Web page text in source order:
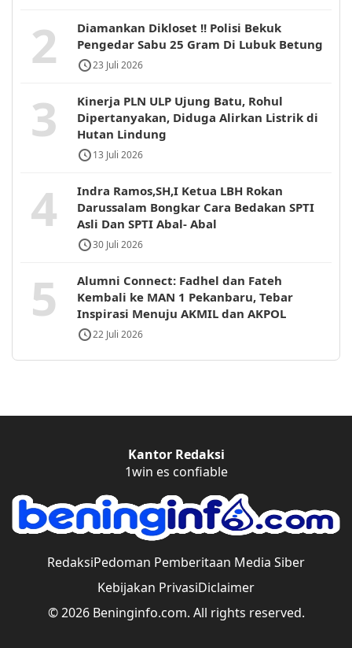
2
Diamankan Dikloset !! Polisi Bekuk
Pengedar Sabu 25 Gram Di Lubuk Betung
23 Juli 2026
3
Kinerja PLN ULP Ujung Batu, Rohul
Dipertanyakan, Diduga Alirkan Listrik di
Hutan Lindung
13 Juli 2026
4
Indra Ramos,SH,I Ketua LBH Rokan
Darussalam Bongkar Cara Bedakan SPTI
Asli Dan SPTI Abal- Abal
30 Juli 2026
5
Alumni Connect: Fadhel dan Fateh
Kembali ke MAN 1 Pekanbaru, Tebar
Inspirasi Menuju AKMIL dan AKPOL
22 Juli 2026
Kantor Redaksi
1win es confiable
RedaksiPedoman Pemberitaan Media Siber
Kebijakan PrivasiDiclaimer
© 2026 Beninginfo.com. All rights reserved.